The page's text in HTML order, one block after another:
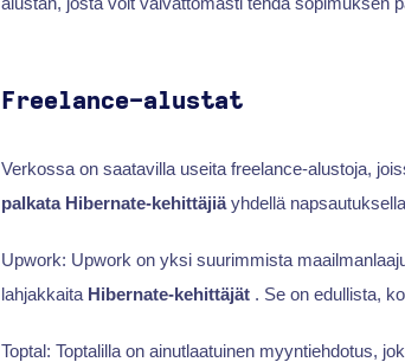
Freelance-alustat
Verkossa on saatavilla useita freelance-alustoja,
palkata Hibernate-kehittäjiäyhdellä
Upwork: Upwork on yksi suurimmista
lahjakkaita Hibernate-kehittäjät . Se on edullista,
Toptal: Toptalilla on ainutlaatuinen myyntiehdotus,